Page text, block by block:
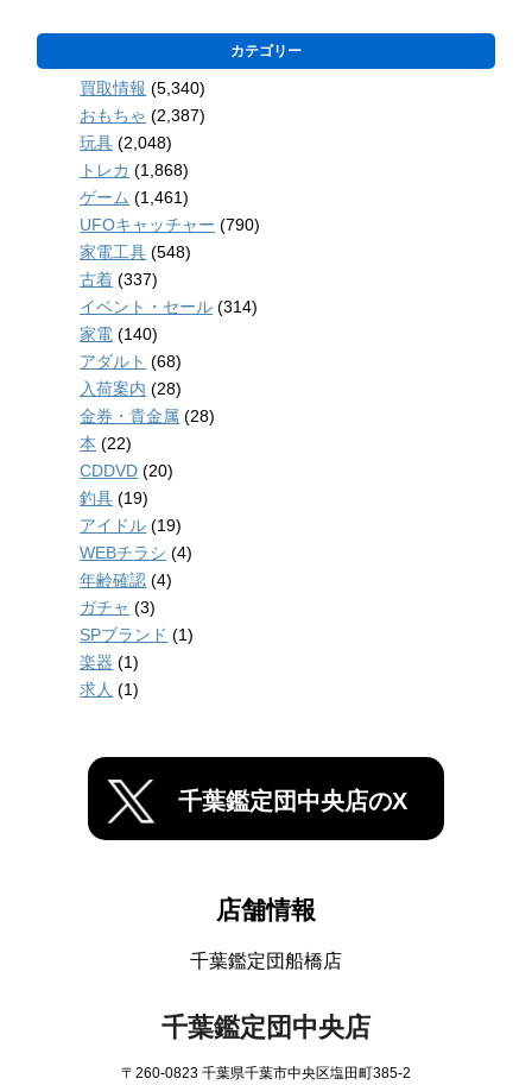
カテゴリー
買取情報 (5,340)
おもちゃ (2,387)
玩具 (2,048)
トレカ (1,868)
ゲーム (1,461)
UFOキャッチャー (790)
家電工具 (548)
古着 (337)
イベント・セール (314)
家電 (140)
アダルト (68)
入荷案内 (28)
金券・貴金属 (28)
本 (22)
CDDVD (20)
釣具 (19)
アイドル (19)
WEBチラシ (4)
年齢確認 (4)
ガチャ (3)
SPブランド (1)
楽器 (1)
求人 (1)
千葉鑑定団中央店のX
店舗情報
千葉鑑定団船橋店
千葉鑑定団中央店
〒260-0823 千葉県千葉市中央区塩田町385-2